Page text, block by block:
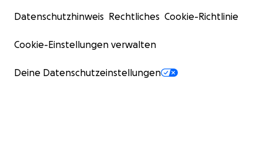
Datenschutzhinweis Rechtliches Cookie-Richtlinie
Cookie-Einstellungen verwalten
Deine Datenschutzeinstellungen